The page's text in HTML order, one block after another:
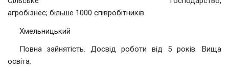
агробізнес; більше 1000 співробітників
Хмельницький
Повна зайнятість. Досвід роботи від 5 років. Вища
освіта.